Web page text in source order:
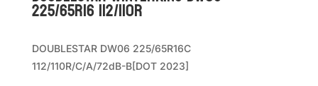
225/65R16 112/110R
DOUBLESTAR DW06 225/65R16C
112/110R/C/A/72dB-B[DOT 2023]